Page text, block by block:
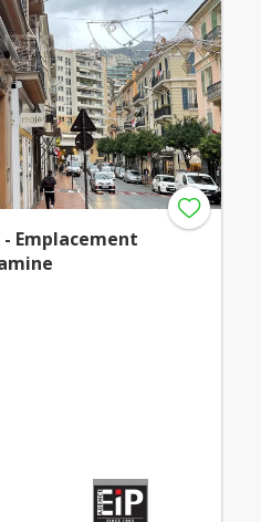
- Emplacement